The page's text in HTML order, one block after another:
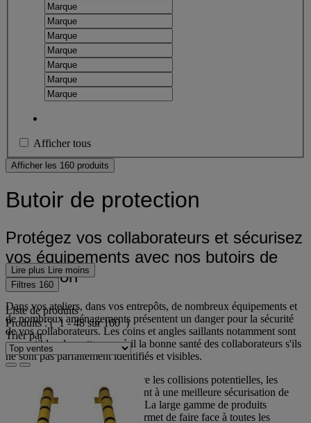
Afficher tous
Afficher les 160 produits
Butoir de protection
Protégez vos collaborateurs et sécurisez
vos équipements avec nos butoirs de
protection
Dans vos ateliers, dans vos entrepôts, de nombreux équipements et
de nombreux aménagements présentent un danger pour la sécurité
de vos collaborateurs. Les coins et angles saillants notamment sont
susceptibles de mettre en péril la bonne santé des collaborateurs s'ils
ne sont pas parfaitement identifiés et visibles.
En proposant une solution contre les collisions potentielles, les
butoirs de protectionparticipent à une meilleure sécurisation de
votre environnement de travail. La large gamme de produits
disponibles dans ce domaine permet de faire face à toutes les
Lire plus Lire moins
Filtres 160
Liste de produits
Produits :( 1 - 48 sur 160 )
Trier par